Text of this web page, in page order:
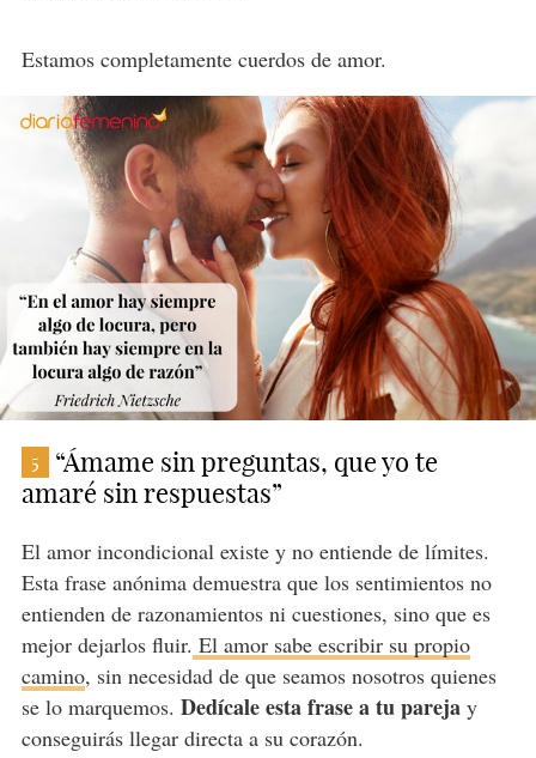
Estamos completamente cuerdos de amor.
5
“Ámame sin preguntas, que yo te
amaré sin respuestas”
El amor incondicional existe y no entiende de límites.
Esta frase anónima demuestra que los sentimientos no
entienden de razonamientos ni cuestiones, sino que es
mejor dejarlos fluir. El amor sabe escribir su propio
camino, sin necesidad de que seamos nosotros quienes
se lo marquemos. Dedícale esta frase a tu parejay
conseguirás llegar directa a su corazón.